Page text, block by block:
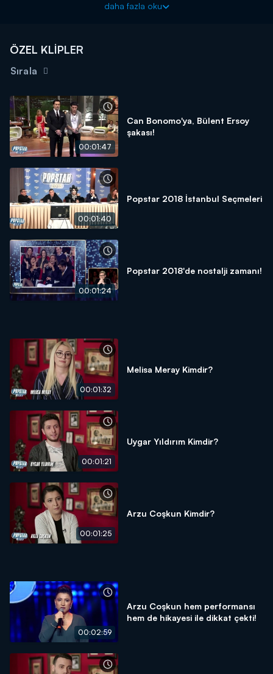
daha fazla oku
ÖZEL KLİPLER
Sırala
00:01:47
Can Bonomo'ya, Bülent Ersoy
şakası!
00:01:40
Popstar 2018 İstanbul Seçmeleri
00:01:24
Popstar 2018'de nostalji zamanı!
00:01:32
Melisa Meray Kimdir?
00:01:21
Uygar Yıldırım Kimdir?
00:01:25
Arzu Coşkun Kimdir?
00:02:59
Arzu Coşkun hem performansı
hem de hikayesi ile dikkat çekti!